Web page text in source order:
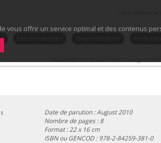
Date de parution : August 2010
Nombre de pages : 8
Format : 22 x 16 cm
ISBN ou GENCOD :978-2-84259-381-0
vous offrir un service optimal et des contenus